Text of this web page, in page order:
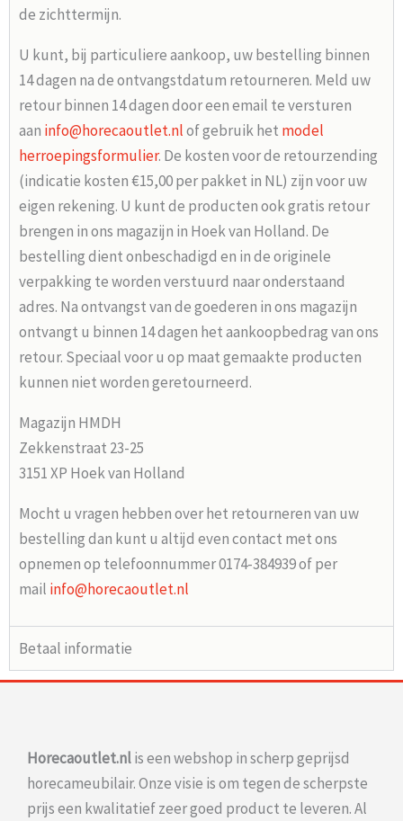
de zichttermijn.
U kunt, bij particuliere aankoop, uw bestelling binnen
14 dagen na de ontvangstdatum retourneren. Meld uw
retour binnen 14 dagen door een email te versturen
aan info@horecaoutlet.nlof gebruik het model
herroepingsformulier. De kosten voor de retourzending
(indicatie kosten €15,00 per pakket in NL) zijn voor uw
eigen rekening. U kunt de producten ook gratis retour
brengen in ons magazijn in Hoek van Holland. De
bestelling dient onbeschadigd en in de originele
verpakking te worden verstuurd naar onderstaand
adres. Na ontvangst van de goederen in ons magazijn
ontvangt u binnen 14 dagen het aankoopbedrag van ons
retour. Speciaal voor u op maat gemaakte producten
kunnen niet worden geretourneerd.
Magazijn HMDH
Zekkenstraat 23-25
3151 XP Hoek van Holland
Mocht u vragen hebben over het retourneren van uw
bestelling dan kunt u altijd even contact met ons
opnemen op telefoonnummer 0174-384939 of per
mail info@horecaoutlet.nl
Betaal informatie
Horecaoutlet.nlis een webshop in scherp geprijsd
horecameubilair. Onze visie is om tegen de scherpste
prijs een kwalitatief zeer goed product te leveren. Al